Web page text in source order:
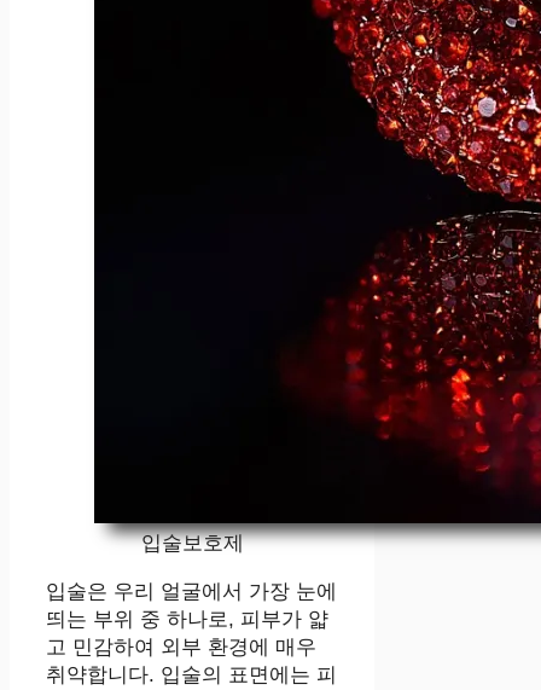
입술보호제
입술은 우리 얼굴에서 가장 눈에
띄는 부위 중 하나로, 피부가 얇
고 민감하여 외부 환경에 매우
취약합니다. 입술의 표면에는 피